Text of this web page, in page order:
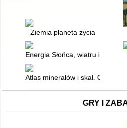
Ziemia planeta życia
Energia Słońca, wiatru i inne
Atlas minerałów i skał. Cz. 1,
GRY I